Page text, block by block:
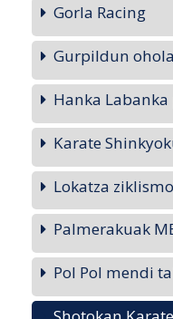
Gorla Racing
Gurpildun
Hanka
Karate
Lokatza
Palmerakuak
Pol Pol mendi